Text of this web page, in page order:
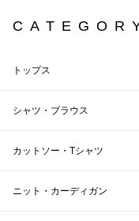
トップス
シャツ・ブラウス
カットソー・Tシャツ
ニット・カーディガン